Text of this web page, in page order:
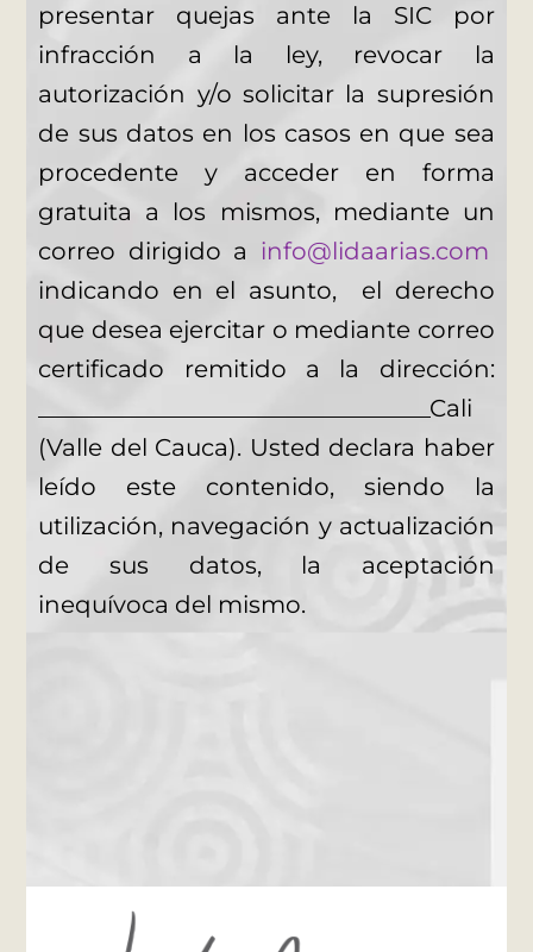
presentar quejas ante la SIC por
infracción a la ley, revocar la
autorización y/o solicitar la supresión
de sus datos en los casos en que sea
procedente y acceder en forma
gratuita a los mismos, mediante un
correo dirigido a info@lidaarias.com
indicando en el asunto, el derecho
que desea ejercitar o mediante correo
certificado remitido a la dirección:
_________________________________Cali
(Valle del Cauca). Usted declara haber
leído este contenido, siendo la
utilización, navegación y actualización
de sus datos, la aceptación
inequívoca del mismo.